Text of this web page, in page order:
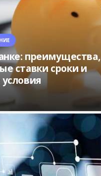
преимущества,
ставки сроки и